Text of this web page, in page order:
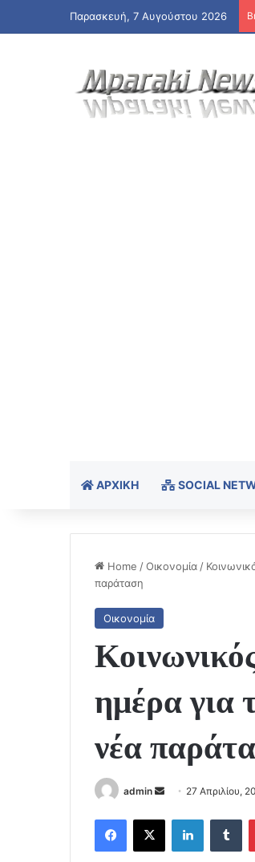
Παρασκευή, 7 Αυγούστου 2026
ΑΡΧΙΚΉ SOCIAL
Home /Οικονομία /
παράταση
Οικονομία
ημέρα για
νέα
admin
Send
email
27 Απριλίου,
Facebook
X LinkedIn